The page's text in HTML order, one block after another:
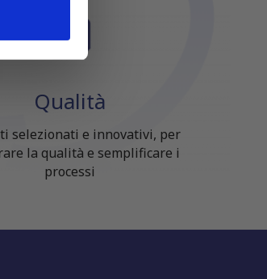
il
Qualità
selezionati e innovativi, per
la qualità e semplificare i
processi